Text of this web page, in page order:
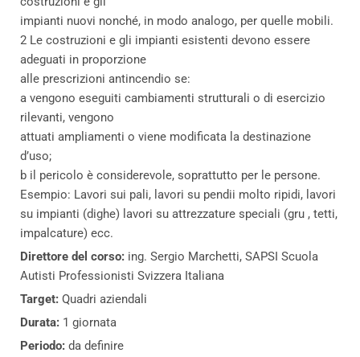
impianti nuovi nonché, in modo analogo, per quelle mobili.
2 Le costruzioni e gli impianti esistenti devono essere
adeguati in proporzione
alle prescrizioni antincendio se:
a vengono eseguiti cambiamenti strutturali o di esercizio
rilevanti, vengono
attuati ampliamenti o viene modificata la destinazione
d’uso;
b il pericolo è considerevole, soprattutto per le persone.
Esempio: Lavori sui pali, lavori su pendii molto ripidi, lavori
su impianti (dighe) lavori su attrezzature speciali (gru , tetti,
impalcature) ecc.
Direttore del corso: ing. Sergio Marchetti, SAPSI Scuola
Autisti Professionisti Svizzera Italiana
Target: Quadri aziendali
Durata: 1 giornata
Periodo: da definire